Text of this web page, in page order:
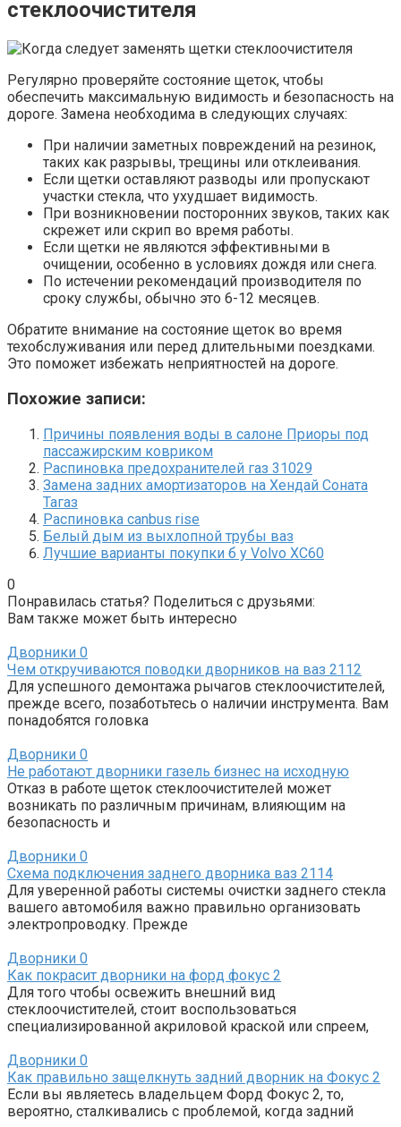
стеклоочистителя
Регулярно проверяйте состояние щеток, чтобы
обеспечить максимальную видимость и безопасность на
дороге. Замена необходима в следующих случаях:
При наличии заметных повреждений на резинок,
таких как разрывы, трещины или отклеивания.
Если щетки оставляют разводы или пропускают
участки стекла, что ухудшает видимость.
При возникновении посторонних звуков, таких как
скрежет или скрип во время работы.
Если щетки не являются эффективными в
очищении, особенно в условиях дождя или снега.
По истечении рекомендаций производителя по
сроку службы, обычно это 6-12 месяцев.
Обратите внимание на состояние щеток во время
техобслуживания или перед длительными поездками.
Это поможет избежать неприятностей на дороге.
Похожие записи:
Причины появления воды в салоне Приоры под
пассажирским ковриком
Распиновка предохранителей газ 31029
Замена задних амортизаторов на Хендай Соната
Тагаз
Распиновка canbus rise
Белый дым из выхлопной трубы ваз
Лучшие варианты покупки б у Volvo XC60
0
Понравилась статья? Поделиться с друзьями:
Вам также может быть интересно
Дворники 0
Чем откручиваются поводки дворников на ваз 2112
Для успешного демонтажа рычагов стеклоочистителей,
прежде всего, позаботьтесь о наличии инструмента. Вам
понадобятся головка
Дворники 0
Не работают дворники газель бизнес на исходную
Отказ в работе щеток стеклоочистителей может
возникать по различным причинам, влияющим на
безопасность и
Дворники 0
Схема подключения заднего дворника ваз 2114
Для уверенной работы системы очистки заднего стекла
вашего автомобиля важно правильно организовать
электропроводку. Прежде
Дворники 0
Как покрасит дворники на форд фокус 2
Для того чтобы освежить внешний вид
стеклоочистителей, стоит воспользоваться
специализированной акриловой краской или спреем,
Дворники 0
Как правильно защелкнуть задний дворник на Фокус 2
Если вы являетесь владельцем Форд Фокус 2, то,
вероятно, сталкивались с проблемой, когда задний